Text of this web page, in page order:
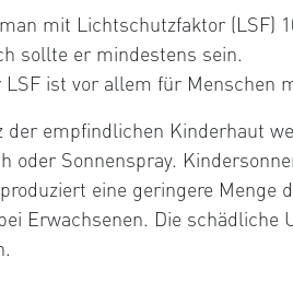
mit Lichtschutzfaktor (LSF)
sollte er mindestens sein.
LSF ist vor allem für Menschen
der empfindlichen Kinderhaut
oder Sonnenspray.
eine geringere
Erwachsenen. Die